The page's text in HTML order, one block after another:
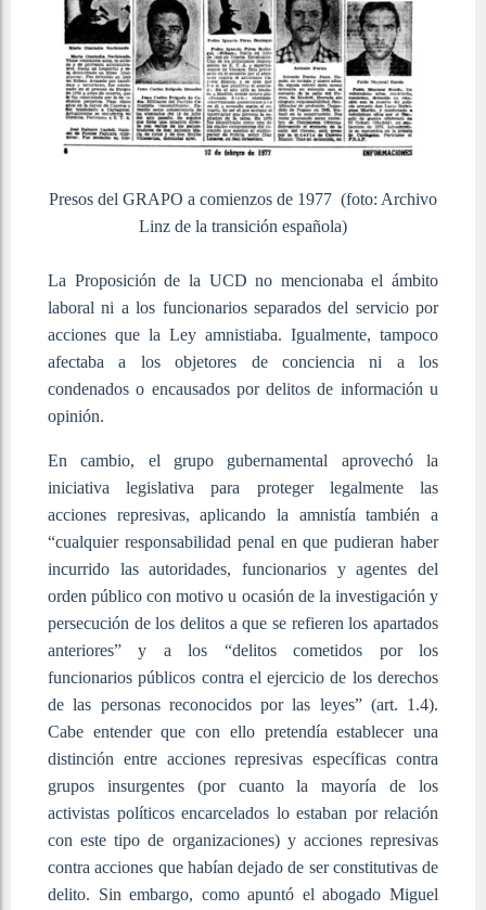
Presos del GRAPO a comienzos de 1977 (foto: Archivo
Linz de la transición española)
La Proposición de la UCD no mencionaba el ámbito
laboral ni a los funcionarios separados del servicio por
acciones que la Ley amnistiaba. Igualmente, tampoco
afectaba a los objetores de conciencia ni a los
condenados o encausados por delitos de información u
opinión.
En cambio, el grupo gubernamental aprovechó la
iniciativa legislativa para proteger legalmente las
acciones represivas, aplicando la amnistía también a
“cualquier responsabilidad penal en que pudieran haber
incurrido las autoridades, funcionarios y agentes del
orden público con motivo u ocasión de la investigación y
persecución de los delitos a que se refieren los apartados
anteriores” y a los “delitos cometidos por los
funcionarios públicos contra el ejercicio de los derechos
de las personas reconocidos por las leyes” (art. 1.4).
Cabe entender que con ello pretendía establecer una
distinción entre acciones represivas específicas contra
grupos insurgentes (por cuanto la mayoría de los
activistas políticos encarcelados lo estaban por relación
con este tipo de organizaciones) y acciones represivas
contra acciones que habían dejado de ser constitutivas de
delito. Sin embargo, como apuntó el abogado Miguel